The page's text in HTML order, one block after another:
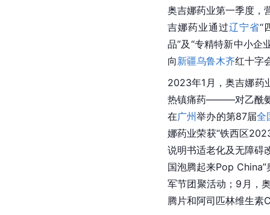
奥吉娜药业第一季度，
吉娜药业通过辽宁省“
品”及“专精特新中小企
向新疆乌鲁木齐红十字
2023年1月，奥吉娜药
热镇痛药———对乙酰
在广州举办的第87届全
娜药业荣获“铁西区
说明书适老化及无障碍
国泡腾起来Pop
军节团聚活动；9月，
腾片和阿司匹林维生素